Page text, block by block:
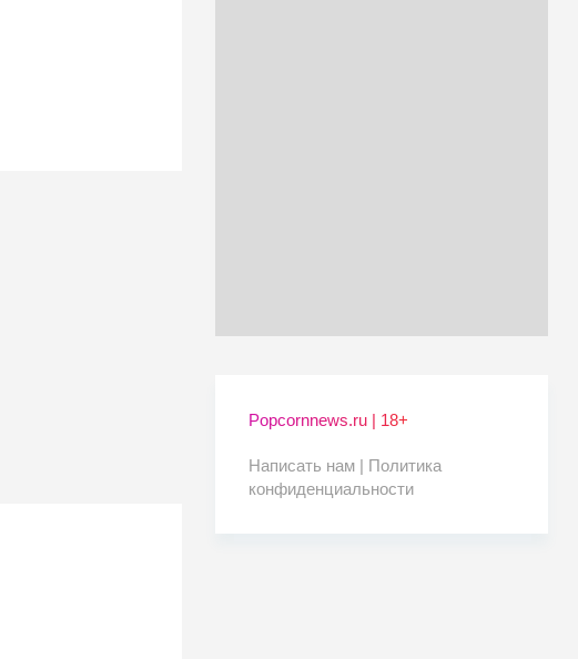
Popcornnews.ru | 18+
Написать нам | Политика
конфиденциальности